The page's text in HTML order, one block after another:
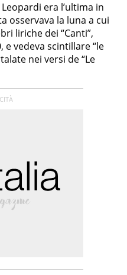
era l’ultima in
osservava la luna a cui
liriche dei “Canti”,
e vedeva scintillare “le
nei versi de “Le